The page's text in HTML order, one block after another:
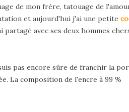
de mon frère, tatouage de
et aujourd'hui j'ai une petite
avec ses deux hommes
pas encore sûre de franchir la
La composition de l'encre à 99 %